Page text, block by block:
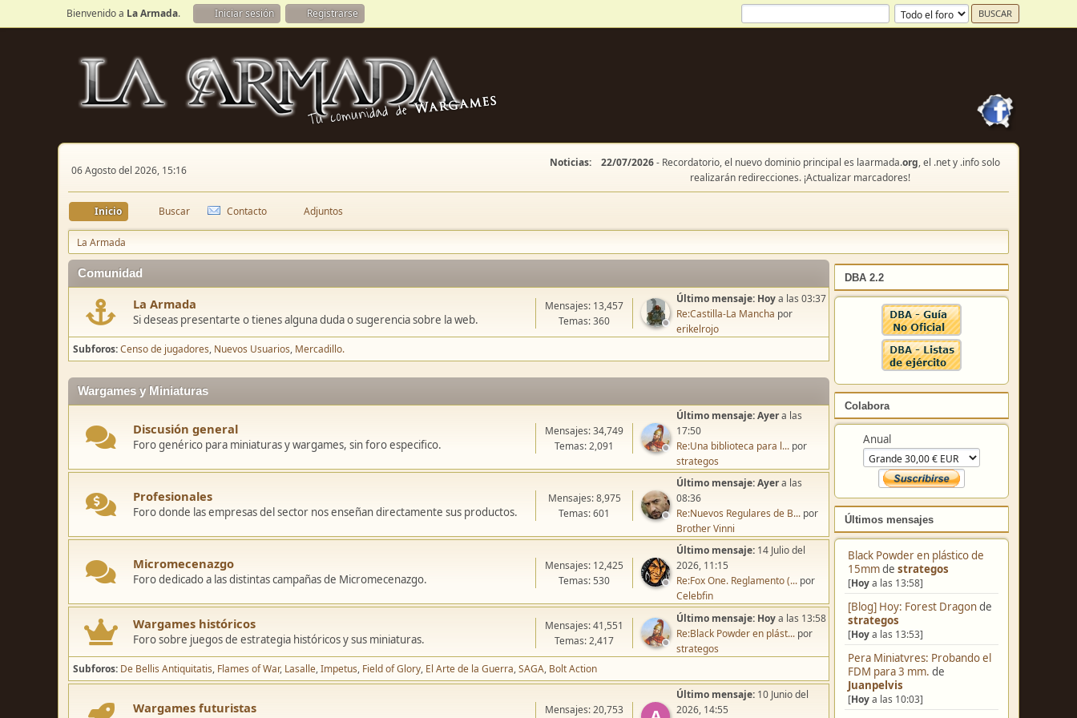
Bienvenido a La Armada. Iniciar sesión Registrarse
06 Agosto del 2026, 15:16
Noticias: 22/07/2026- Recordatorio, el nuevo dominio principal es laarmada.org, el .net y .info solo
realizarán redirecciones. ¡Actualizar marcadores!
Inicio Buscar Contacto Adjuntos
La Armada
DBA 2.2
Colabora
Anual
Últimos mensajes
Black Powder en plástico de
15mmde strategos
[Hoya las 13:58]
[Blog] Hoy: Forest Dragonde
strategos
[Hoya las 13:53]
Pera Miniatvres: Probando el
FDM para 3 mm. de
Juanpelvis
[Hoya las 10:03]
Comunidad
La Armada
Si deseas presentarte o tienes alguna duda o sugerencia sobre la web.
Mensajes: 13,457
Temas: 360
Último mensaje: Hoya las 03:37
Re:Castilla-La Mancha por
erikelrojo
Subforos Censo de jugadores Nuevos Usuarios Mercadillo.
Wargames y Miniaturas
Discusión general
Foro genérico para miniaturas y wargames, sin foro especifico.
Mensajes: 34,749
Temas: 2,091
Último mensaje:Ayera las
17:50
Re:Una biblioteca para l... por
strategos
Profesionales
Foro donde las empresas del sector nos enseñan directamente sus productos.
Mensajes: 8,975
Temas: 601
Último mensaje:Ayera las
08:36
Re:Nuevos Regulares de B... por
Brother Vinni
Micromecenazgo
Foro dedicado a las distintas campañas de Micromecenazgo.
Mensajes: 12,425
Temas: 530
Último mensaje: 14 Julio del
2026, 11:15
Re:Fox One. Reglamento (... por
Celebfin
Wargames históricos
Foro sobre juegos de estrategia históricos y sus miniaturas.
Mensajes: 41,551
Temas: 2,417
Último mensaje: Hoya las 13:58
Re:Black Powder en plást... por
strategos
Subforos De Bellis Antiquitatis Flames of War Lasalle Impetus Field of Glory El Arte de la Guerra SAGA Bolt Action
Wargames futuristas Mensajes: 20,753
Último mensaje: 10 Junio del
2026, 14:55